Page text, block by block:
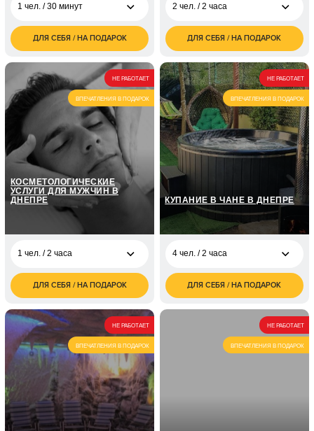
1 чел. / 30 минут
1 чел. / 30 минут
ДЛЯ СЕБЯ / НА ПОДАРОК
2 чел. / 2 часа
2 чел. / 2 часа
ДЛЯ СЕБЯ / НА ПОДАРОК
НЕ РАБОТАЕТ
ВПЕЧАТЛЕНИЯ В ПОДАРОК
КОСМЕТОЛОГИЧЕСКИЕ
УСЛУГИ ДЛЯ МУЖЧИН В
ДНЕПРЕ
1 чел. / 2 часа
1 чел. / 2 часа
1 чел. / грн
1 чел. /
1 чел. / грн
грн
ДЛЯ СЕБЯ / НА ПОДАРОК
НЕ РАБОТАЕТ
ВПЕЧАТЛЕНИЯ В ПОДАРОК
КУПАНИЕ В ЧАНЕ В ДНЕПРЕ
4 чел. / 2 часа
4 чел. / 2 часа
грн
ДЛЯ СЕБЯ / НА ПОДАРОК
НЕ РАБОТАЕТ
ВПЕЧАТЛЕНИЯ В ПОДАРОК
НЕ РАБОТАЕТ
ВПЕЧАТЛЕНИЯ В ПОДАРОК